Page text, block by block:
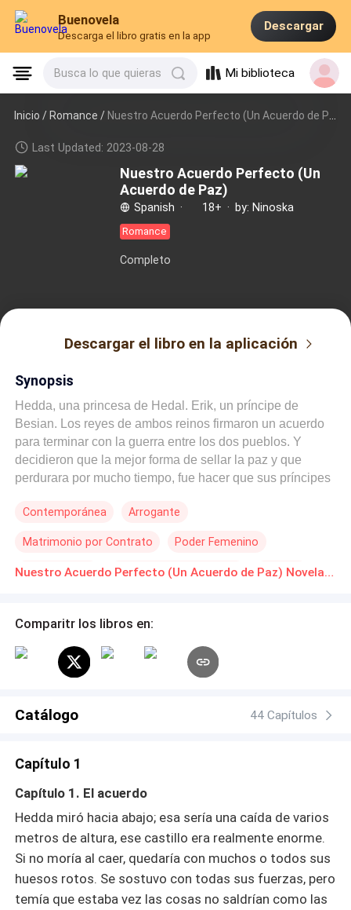
Buenovela
Descarga el libro gratis en la app
Descargar
Busca lo que quieras Mi biblioteca
Inicio /Romance / Nuestro Acuerdo Perfecto (Un Acuerdo de Paz)
Last Updated: 2023-08-28
Nuestro Acuerdo Perfecto (Un
Acuerdo de Paz)
Spanish · 18+ · by: Ninoska
Romance
Completo
Descargar el libro en la aplicación
Synopsis
Hedda, una princesa de Hedal. Erik, un príncipe de
Besian. Los reyes de ambos reinos firmaron un acuerdo
para terminar con la guerra entre los dos pueblos. Y
decidieron que la mejor forma de sellar la paz y que
perdurara por mucho tiempo, fue hacer que sus príncipes
estaba al tanto de su compromiso, hasta que fue llevada
trono de Besian, para que se convirtiera en su esposa y
futura reina.El corazón de Hedda pertenecía a otro
¿Qué ocurrirá entonces, entre Erik y Hedda? ¿Cumplirán
Contemporánea Arrogante
Matrimonio por Contrato Poder Femenino
Actor / Actriz POV en tercera persona Realeza Nuestro Acuerdo Perfecto (Un Acuerdo de Paz) Novelas Online Descarga gratuita de PDF
Comparitr los libros en:
Catálogo 44 Capítulos
Capítulo 1
Capítulo 1. El acuerdo
Hedda miró hacia abajo; esa sería una caída de varios
metros de altura, ese castillo era realmente enorme.
Si no moría al caer, quedaría con muchos o todos sus
huesos rotos. Se sostuvo con todas sus fuerzas, pero
temía que estaba vez las cosas no saldrían como las